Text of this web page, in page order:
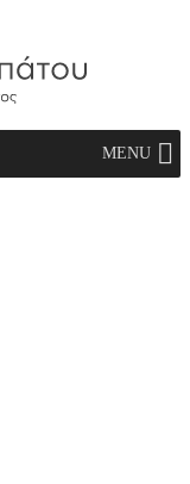
MENU